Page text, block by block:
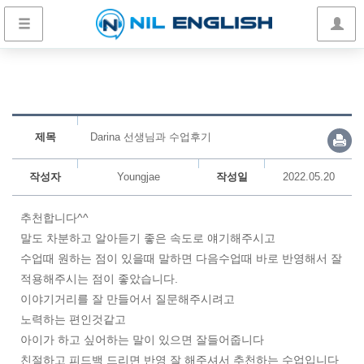
제목 Darina 선생님과 수업후기
작성자 Youngjae 작성일 2022.05.20
추천합니다^^
말도 차분하고 알아듣기 좋은 속도로 얘기해주시고
수업때 원하는 점이 있을때 말하면 다음수업때 바로 반영해서 잘
적용해주시는 점이 좋았습니다.
이야기거리를 잘 만들어서 질문해주시려고
노력하는 편인것같고
아이가 하고 싶어하는 말이 있으면 잘들어줍니다
친절하고 피드백 드리면 반영 잘 해주셔서 추천하는 수업입니다